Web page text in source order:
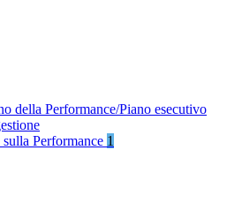
della Performance/Piano esecutivo
Performance 1